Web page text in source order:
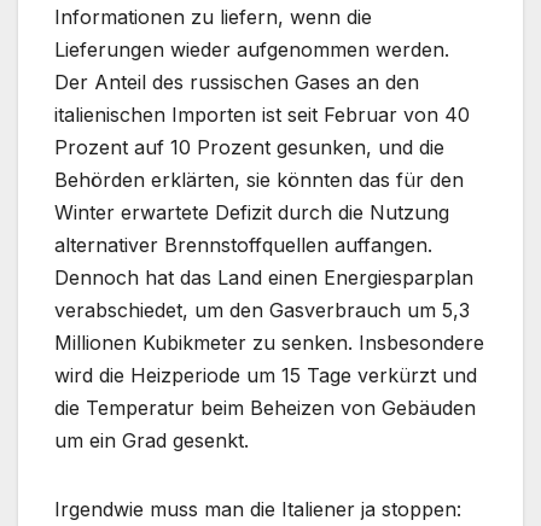
Informationen zu liefern, wenn die
Lieferungen wieder aufgenommen werden.
Der Anteil des russischen Gases an den
italienischen Importen ist seit Februar von 40
Prozent auf 10 Prozent gesunken, und die
Behörden erklärten, sie könnten das für den
Winter erwartete Defizit durch die Nutzung
alternativer Brennstoffquellen auffangen.
Dennoch hat das Land einen Energiesparplan
verabschiedet, um den Gasverbrauch um 5,3
Millionen Kubikmeter zu senken. Insbesondere
wird die Heizperiode um 15 Tage verkürzt und
die Temperatur beim Beheizen von Gebäuden
um ein Grad gesenkt.
Irgendwie muss man die Italiener ja stoppen: